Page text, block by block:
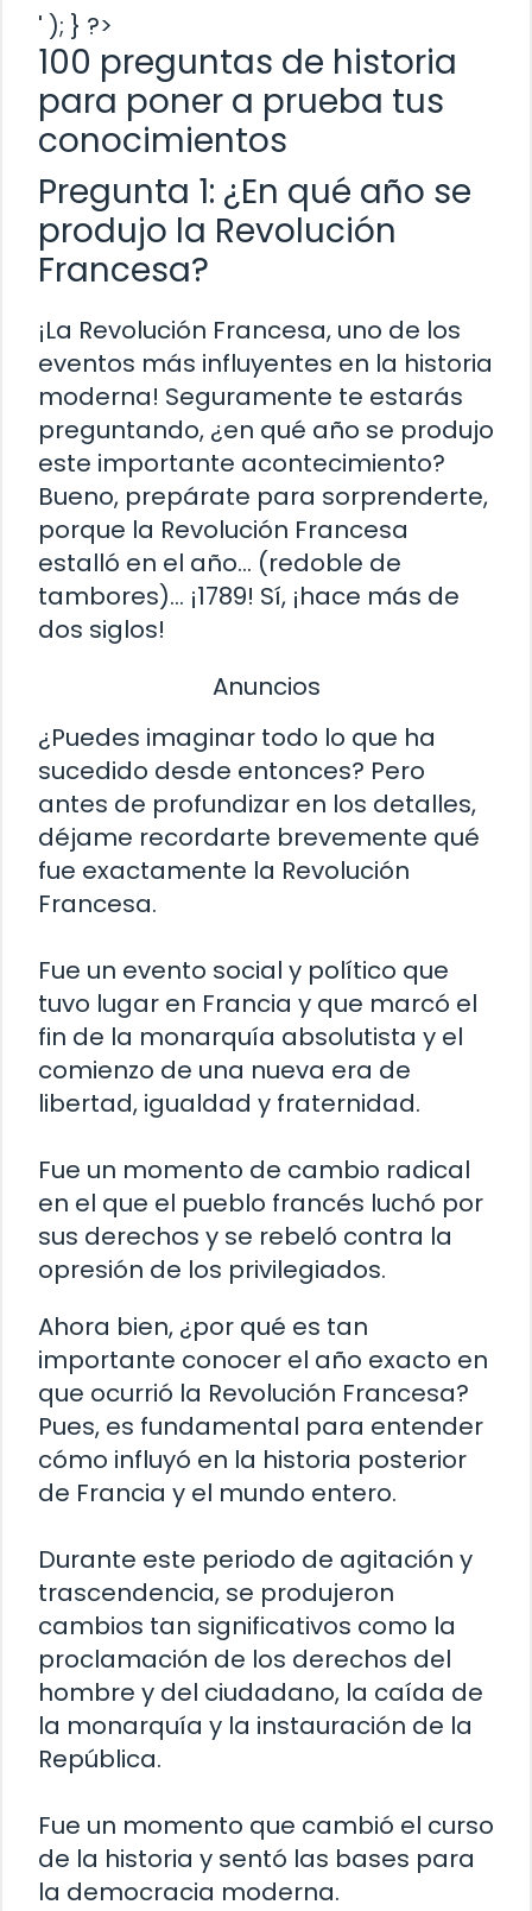
' ); } ?>
100 preguntas de historia
para poner a prueba tus
conocimientos
Pregunta 1: ¿En qué año se
produjo la Revolución
Francesa?
¡La Revolución Francesa, uno de los
eventos más influyentes en la historia
moderna! Seguramente te estarás
preguntando, ¿en qué año se produjo
este importante acontecimiento?
Bueno, prepárate para sorprenderte,
porque la Revolución Francesa
estalló en el año… (redoble de
tambores)… ¡1789! Sí, ¡hace más de
dos siglos!
Anuncios
¿Puedes imaginar todo lo que ha
sucedido desde entonces? Pero
antes de profundizar en los detalles,
déjame recordarte brevemente qué
fue exactamente la Revolución
Francesa.
Fue un evento social y político que
tuvo lugar en Francia y que marcó el
fin de la monarquía absolutista y el
comienzo de una nueva era de
libertad, igualdad y fraternidad.
Fue un momento de cambio radical
en el que el pueblo francés luchó por
sus derechos y se rebeló contra la
opresión de los privilegiados.
Ahora bien, ¿por qué es tan
importante conocer el año exacto en
que ocurrió la Revolución Francesa?
Pues, es fundamental para entender
cómo influyó en la historia posterior
de Francia y el mundo entero.
Durante este periodo de agitación y
trascendencia, se produjeron
cambios tan significativos como la
proclamación de los derechos del
hombre y del ciudadano, la caída de
la monarquía y la instauración de la
República.
Fue un momento que cambió el curso
de la historia y sentó las bases para
la democracia moderna.